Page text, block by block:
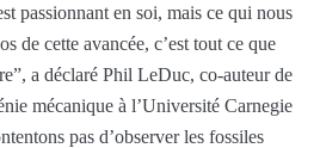
passionnant en soi, mais ce qui nous
de cette avancée, c’est tout ce que
a déclaré Phil LeDuc, co-auteur de
mécanique à l’Université Carnegie
pas d’observer les fossiles